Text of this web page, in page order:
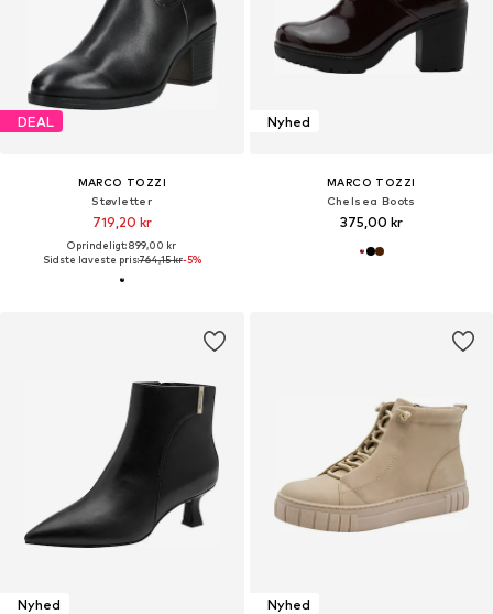
DEAL
MARCO TOZZI
Støvletter
719,20 kr
Oprindeligt: 899,00 kr
Sidste laveste pris:764,15 kr-5%
Nyhed
MARCO TOZZI
Chelsea Boots
375,00 kr
Nyhed Nyhed